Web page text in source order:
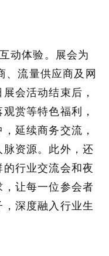
动体验。展会为
、流量供应商及网
会活动结束后，
赏等特色福利，
延续商务交流，
资源。此外，还
行业交流会和夜
让每一位参会者
深度融入行业生